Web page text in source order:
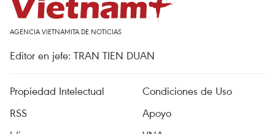
AGENCIA VIETNAMITA DE NOTICIAS
Editor en jefe: TRAN TIEN DUAN
Propiedad Intelectual
Condiciones de Uso
RSS
Apoyo